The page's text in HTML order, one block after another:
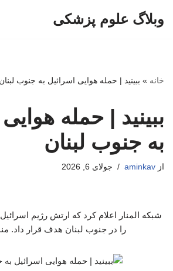
وبلاگ علوم پزشکی
خانه » ببینید | حمله هوایی اسرائیل به جنوب لبنان
ببینید | حمله
به جنوب لبنان
از aminkav جولای 6, 2026
شبکه المنار اعلام کرد که ارتش رژیم
را در جنوب لبنان هدف قرار داد.